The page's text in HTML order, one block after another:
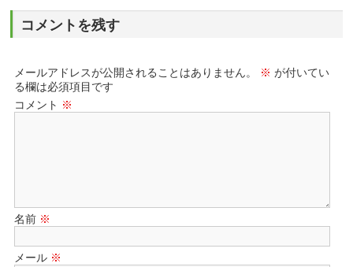
コメントを残す
メールアドレスが公開されることはありません。 ※ が付いてい
る欄は必須項目です
コメント ※
名前 ※
メール ※